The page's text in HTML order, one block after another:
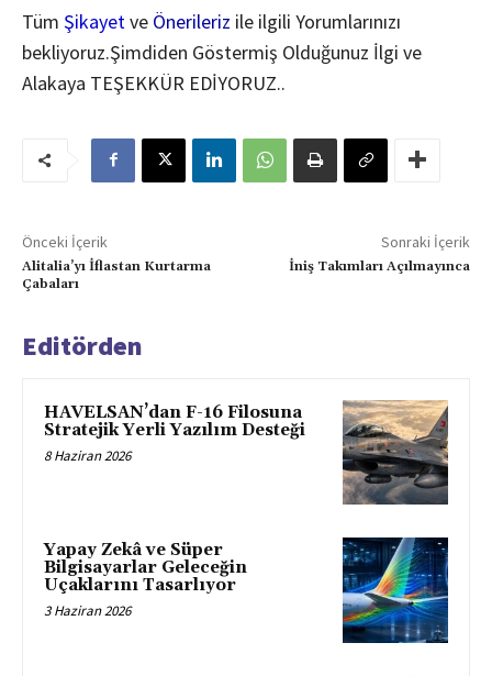
Tüm Şikayet ve Önerileriz ile ilgili Yorumlarınızı
bekliyoruz.Şimdiden Göstermiş Olduğunuz İlgi ve
Alakaya TEŞEKKÜR EDİYORUZ..
Önceki İçerik
Alitalia’yı İflastan Kurtarma
Çabaları
Sonraki İçerik
İniş Takımları Açılmayınca
Editörden
HAVELSAN’dan F-16 Filosuna
Stratejik Yerli Yazılım Desteği
8 Haziran 2026
Yapay Zekâ ve Süper
Bilgisayarlar Geleceğin
Uçaklarını Tasarlıyor
3 Haziran 2026